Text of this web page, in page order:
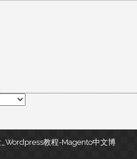
教程-Magento中文博